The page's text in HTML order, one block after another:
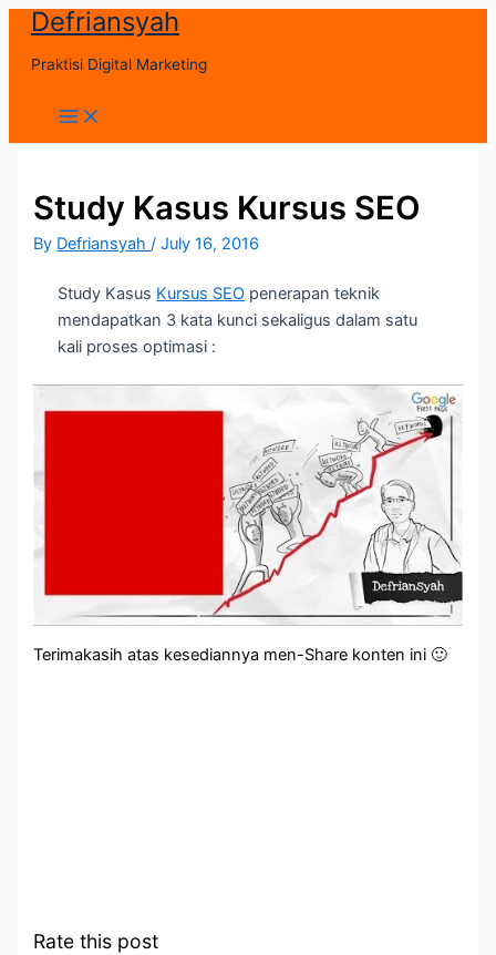
Skip
content
Defriansyah
Praktisi Digital Marketing
Main
Menu
Study Kasus Kursus SEO
By Defriansyah/July 16, 2016
Study Kasus Kursus SEO penerapan teknik
mendapatkan 3 kata kunci sekaligus dalam satu
kali proses optimasi :
Terimakasih atas kesediannya men-Share konten ini 🙂
Rate this post